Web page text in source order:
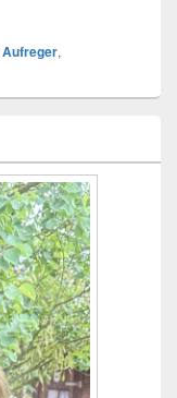
Aufreger,